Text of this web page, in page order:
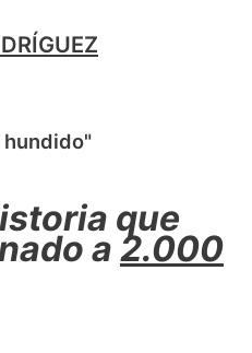
hundido"
que
a 2.000